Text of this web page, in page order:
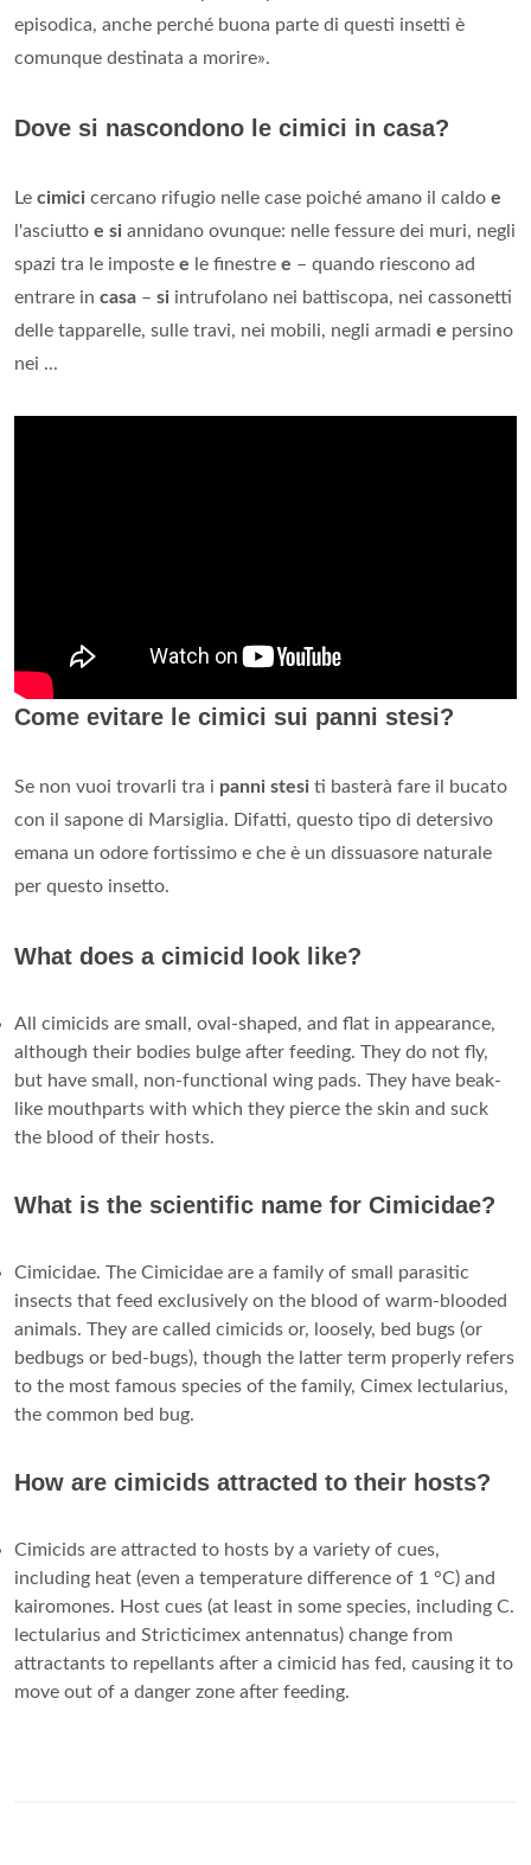
episodica, anche perché buona parte di questi insetti è
comunque destinata a morire».
Dove si nascondono le cimici in casa?
Le cimici cercano rifugio nelle case poiché amano il caldo e
l'asciutto e si annidano ovunque: nelle fessure dei muri, negli
spazi tra le imposte e le finestre e – quando riescono ad
entrare in casa – si intrufolano nei battiscopa, nei cassonetti
delle tapparelle, sulle travi, nei mobili, negli armadi e persino
nei ...
Come evitare le cimici sui panni stesi?
Se non vuoi trovarli tra i panni stesi ti basterà fare il bucato
con il sapone di Marsiglia. Difatti, questo tipo di detersivo
emana un odore fortissimo e che è un dissuasore naturale
per questo insetto.
What does a cimicid look like?
All cimicids are small, oval-shaped, and flat in appearance,
although their bodies bulge after feeding. They do not fly,
but have small, non-functional wing pads. They have beak-
like mouthparts with which they pierce the skin and suck
the blood of their hosts.
What is the scientific name for Cimicidae?
Cimicidae. The Cimicidae are a family of small parasitic
insects that feed exclusively on the blood of warm-blooded
animals. They are called cimicids or, loosely, bed bugs (or
bedbugs or bed-bugs), though the latter term properly refers
to the most famous species of the family, Cimex lectularius,
the common bed bug.
How are cimicids attracted to their hosts?
Cimicids are attracted to hosts by a variety of cues,
including heat (even a temperature difference of 1 °C) and
kairomones. Host cues (at least in some species, including C.
lectularius and Stricticimex antennatus) change from
attractants to repellants after a cimicid has fed, causing it to
move out of a danger zone after feeding.